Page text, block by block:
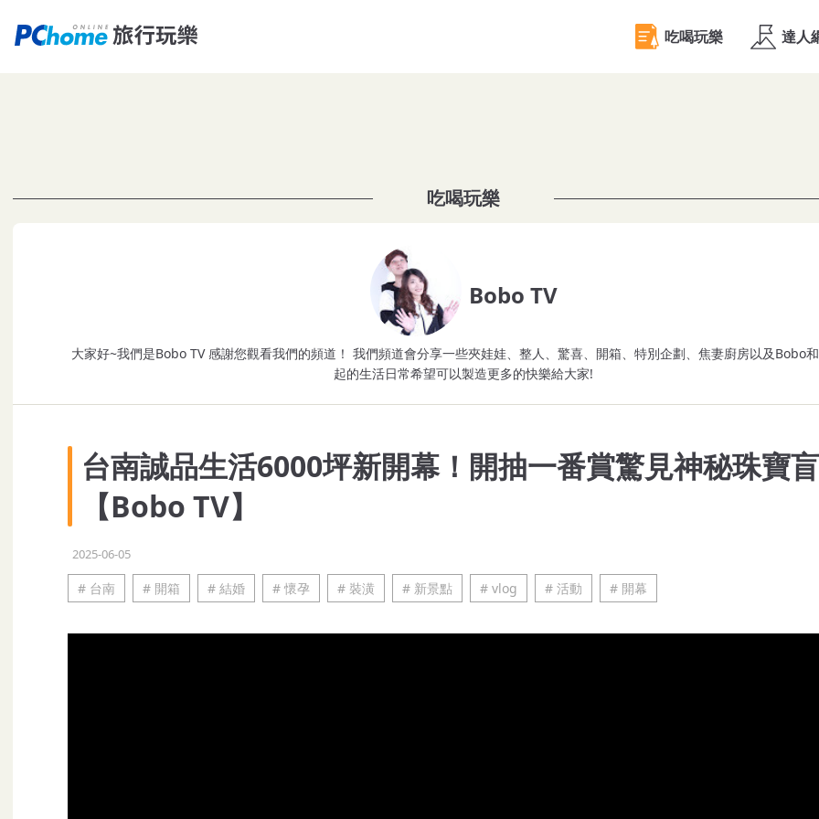
吃喝玩樂
Bobo TV
大家好~我們是Bobo TV 感謝您觀看我們的頻道！ 我們頻道會分享一些夾娃娃、整人、驚喜、開箱、特別企劃、焦妻廚房以及Bobo和Kira一
起的生活日常希望可以製造更多的快樂給大家!
台南誠品生活6000坪新開幕！開抽一番賞驚見神秘珠寶
【Bobo TV】
2025-06-05
# 台南 # 開箱 # 結婚 # 懷孕 # 裝潢 # 新景點 # vlog # 活動 # 開幕